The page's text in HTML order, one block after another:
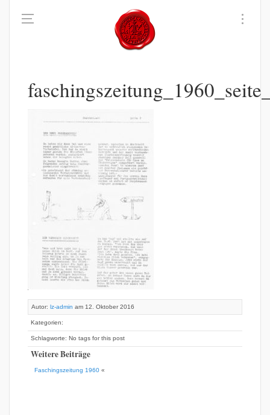
Autor: lz-admin am 12. Oktober 2016
Kategorien:
Schlagworte: No tags for this post
Weitere Beiträge
Faschingszeitung 1960 «